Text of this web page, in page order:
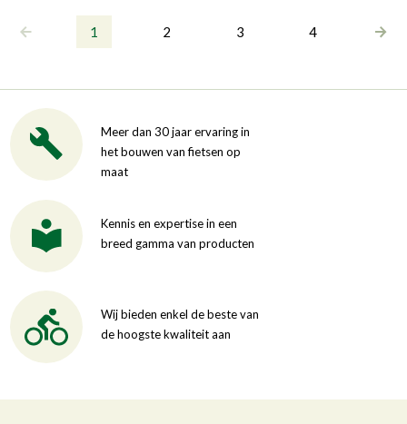
1 2 3 4
Meer dan 30 jaar ervaring in
het bouwen van fietsen op
maat
Kennis en expertise in een
breed gamma van producten
Wij bieden enkel de beste van
de hoogste kwaliteit aan